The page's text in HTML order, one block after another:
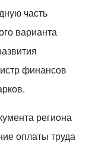
часть
варианта
финансов
региона
оплаты труда